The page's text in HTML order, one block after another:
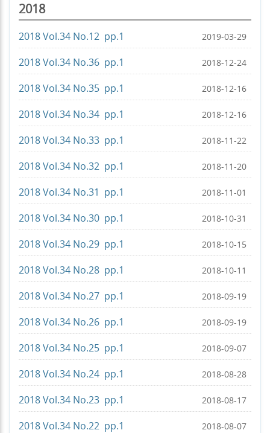
2018
2018 Vol.34 No.12 pp.1 2019-03-29
2018 Vol.34 No.36 pp.1 2018-12-24
2018 Vol.34 No.35 pp.1 2018-12-16
2018 Vol.34 No.34 pp.1 2018-12-16
2018 Vol.34 No.33 pp.1 2018-11-22
2018 Vol.34 No.32 pp.1 2018-11-20
2018 Vol.34 No.31 pp.1 2018-11-01
2018 Vol.34 No.30 pp.1 2018-10-31
2018 Vol.34 No.29 pp.1 2018-10-15
2018 Vol.34 No.28 pp.1 2018-10-11
2018 Vol.34 No.27 pp.1 2018-09-19
2018 Vol.34 No.26 pp.1 2018-09-19
2018 Vol.34 No.25 pp.1 2018-09-07
2018 Vol.34 No.24 pp.1 2018-08-28
2018 Vol.34 No.23 pp.1 2018-08-17
2018 Vol.34 No.22 pp.1 2018-08-07